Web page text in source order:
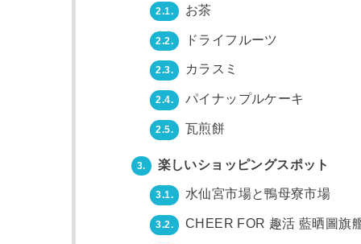
2.1. お茶
2.2. ドライフルーツ
2.3. カラスミ
2.4. パイナップルケーキ
2.5. 瓦煎餅
3. 楽しいショッピングスポット
3.1. 水仙宮市場と鴨母寮市場
3.2. CHEER FOR 趣活 藍晒圖旗